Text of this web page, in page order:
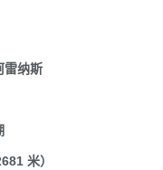
雷纳斯
米）